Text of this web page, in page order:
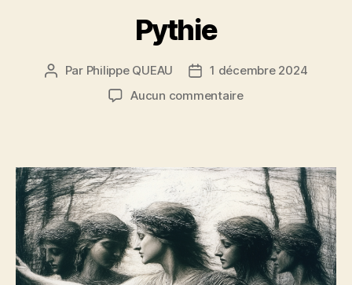
Pythie
Auteur
Par Philippe QUEAU
Date1 décembre 2024
Aucun commentairesur